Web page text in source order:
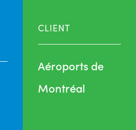
CLIENT
Aéroports de
Montréal